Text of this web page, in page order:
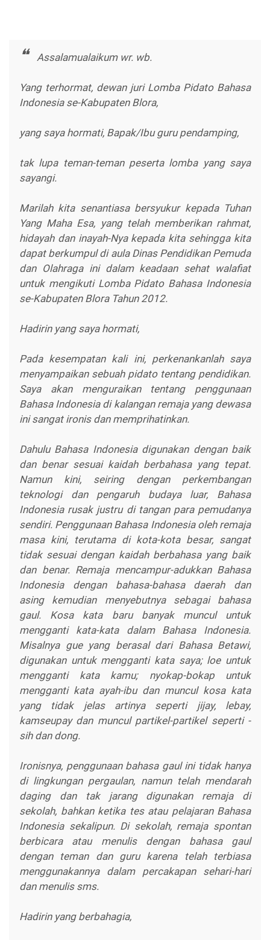
Assalamualaikum wr. wb.
Yang terhormat, dewan juri Lomba Pidato Bahasa
Indonesia se-Kabupaten Blora,
yang saya hormati, Bapak/Ibu guru pendamping,
tak lupa teman-teman peserta lomba yang saya
sayangi.
Marilah kita senantiasa bersyukur kepada Tuhan
Yang Maha Esa, yang telah memberikan rahmat,
hidayah dan inayah-Nya kepada kita sehingga kita
dapat berkumpul di aula Dinas Pendidikan Pemuda
dan Olahraga ini dalam keadaan sehat walafiat
untuk mengikuti Lomba Pidato Bahasa Indonesia
se-Kabupaten Blora Tahun 2012.
Hadirin yang saya hormati,
Pada kesempatan kali ini, perkenankanlah saya
menyampaikan sebuah pidato tentang pendidikan.
Saya akan menguraikan tentang penggunaan
Bahasa Indonesia di kalangan remaja yang dewasa
ini sangat ironis dan memprihatinkan.
Dahulu Bahasa Indonesia digunakan dengan baik
dan benar sesuai kaidah berbahasa yang tepat.
Namun kini, seiring dengan perkembangan
teknologi dan pengaruh budaya luar, Bahasa
Indonesia rusak justru di tangan para pemudanya
sendiri. Penggunaan Bahasa Indonesia oleh remaja
masa kini, terutama di kota-kota besar, sangat
tidak sesuai dengan kaidah berbahasa yang baik
dan benar. Remaja mencampur-adukkan Bahasa
Indonesia dengan bahasa-bahasa daerah dan
asing kemudian menyebutnya sebagai bahasa
gaul. Kosa kata baru banyak muncul untuk
mengganti kata-kata dalam Bahasa Indonesia.
Misalnya gue yang berasal dari Bahasa Betawi,
digunakan untuk mengganti kata saya; loe untuk
mengganti kata kamu; nyokap-bokap untuk
mengganti kata ayah-ibu dan muncul kosa kata
yang tidak jelas artinya seperti jijay, lebay,
kamseupay dan muncul partikel-partikel seperti -
sih dan dong.
Ironisnya, penggunaan bahasa gaul ini tidak hanya
di lingkungan pergaulan, namun telah mendarah
daging dan tak jarang digunakan remaja di
sekolah, bahkan ketika tes atau pelajaran Bahasa
Indonesia sekalipun. Di sekolah, remaja spontan
berbicara atau menulis dengan bahasa gaul
dengan teman dan guru karena telah terbiasa
menggunakannya dalam percakapan sehari-hari
dan menulis sms.
Hadirin yang berbahagia,